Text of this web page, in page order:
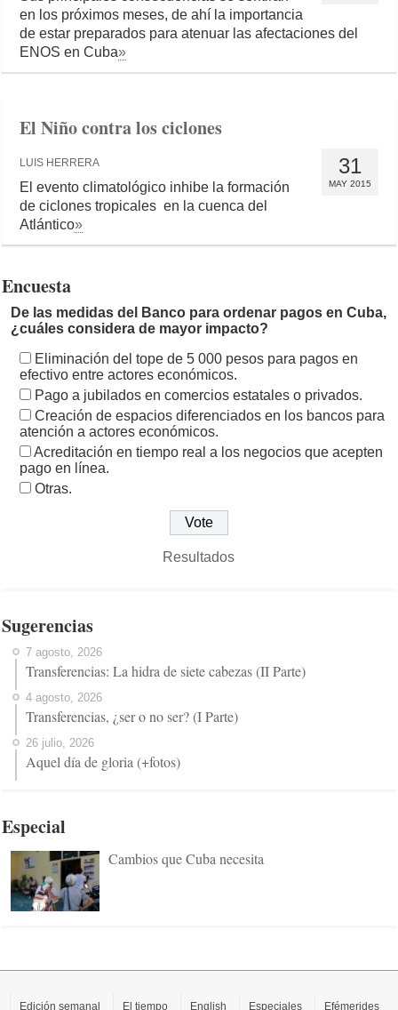
en los próximos meses, de ahí la importancia
de estar preparados para atenuar las afectaciones del
ENOS en Cuba»
El Niño contra los ciclones
31
MAY 2015
LUIS HERRERA
El evento climatológico inhibe la formación
de ciclones tropicales en la cuenca del
Atlántico»
Encuesta
De las medidas del Banco para ordenar pagos en Cuba,
¿cuáles considera de mayor impacto?
Eliminación del tope de 5 000 pesos para pagos en
efectivo entre actores económicos.
Pago a jubilados en comercios estatales o privados.
Creación de espacios diferenciados en los bancos para
atención a actores económicos.
Acreditación en tiempo real a los negocios que acepten
pago en línea.
Otras.
Resultados
Sugerencias
7 agosto, 2026
Transferencias: La hidra de siete cabezas (II Parte)
4 agosto, 2026
Transferencias, ¿ser o no ser? (I Parte)
26 julio, 2026
Aquel día de gloria (+fotos)
Especial
Cambios que Cuba necesita
Edición semanal El tiempo English Especiales Efémerides